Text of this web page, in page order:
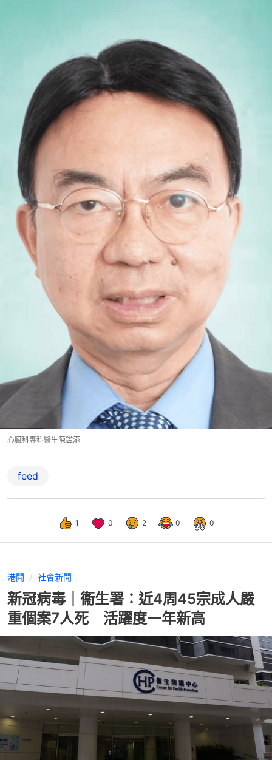
心臟科專科醫生陳鑑添
feed
1 0 2 0 0
港聞 社會新聞
新冠病毒｜衞生署：近4周45宗成人嚴
重個案7人死 活躍度一年新高